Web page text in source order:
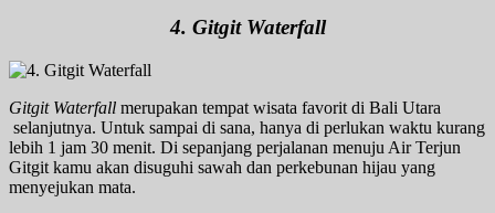
4. Gitgit Waterfall
Gitgit Waterfall merupakan tempat wisata favorit di Bali Utara
selanjutnya. Untuk sampai di sana, hanya di perlukan waktu kurang
lebih 1 jam 30 menit. Di sepanjang perjalanan menuju Air Terjun
Gitgit kamu akan disuguhi sawah dan perkebunan hijau yang
menyejukan mata.